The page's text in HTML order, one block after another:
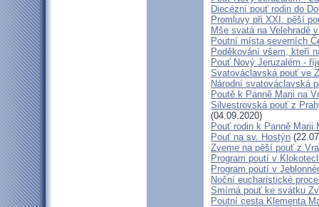
Diecézní pouť rodin do
Promluvy při XXI. pěší
Mše svatá na Velehradě
Poutní místa severních
Poděkování všem, kteří
Pouť Nový Jeruzalém -
Svatováclavská pouť ve
Národní svatováclavská
Poutě k Panně Marii na
Silvestrovská pouť z
(04.09.2020)
Pouť rodin k Panně Marii
Pouť na sv. Hostýn
Zveme na pěší pouť z
Program poutí v
Program poutí v
Noční eucharistické
Smírná pouť ke svátku
Poutní cesta Klementa